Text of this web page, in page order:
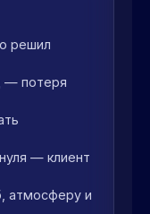
решил
— потеря
— клиент
атмосферу и